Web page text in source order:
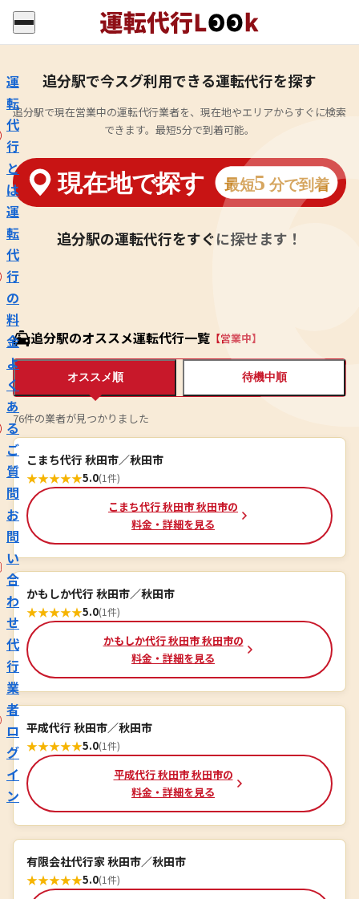
運
転
代
行
と
は
運
転
代
行
の
料
金
よ
く
あ
る
ご
質
問
お
問
い
合
わ
せ
代
行
業
者
ロ
グ
イ
ン
追分駅で今スグ利用できる運転代行を探す
追分駅で現在営業中の運転代行業者を、現在地やエリアからすぐに検索
できます。最短5分で到着可能。
追分駅の運転代行をすぐに探せます！
追分駅のオススメ運転代行一覧 【営業中】
オススメ順 待機中順
76件の業者が見つかりました
こまち代行 秋田市／秋田市
★★★★★5.0(1件)
こまち代行 秋田市 秋田市の
料金・詳細を見る
かもしか代行 秋田市／秋田市
★★★★★5.0(1件)
かもしか代行 秋田市 秋田市の
料金・詳細を見る
平成代行 秋田市／秋田市
★★★★★5.0(1件)
平成代行 秋田市 秋田市の
料金・詳細を見る
有限会社代行家 秋田市／秋田市
★★★★★5.0(1件)